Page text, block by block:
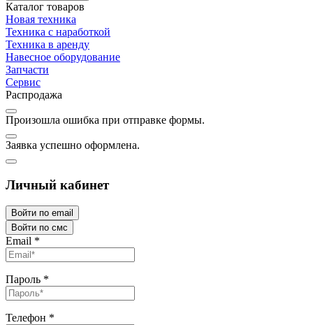
Каталог товаров
Новая техника
Техника с наработкой
Техника в аренду
Навесное оборудование
Запчасти
Сервис
Распродажа
Произошла ошибка при отправке формы.
Заявка успешно оформлена.
Личный кабинет
Войти по email
Войти по смс
Email *
Пароль *
Телефон *